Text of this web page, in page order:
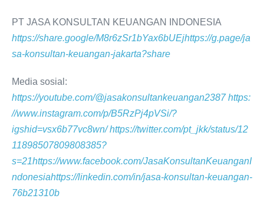
PT JASA KONSULTAN KEUANGAN INDONESIA
https://share.google/M8r6zSr1bYax6bUEjhttps://g.page/ja
sa-konsultan-keuangan-jakarta?share
Media sosial:
https://youtube.com/@jasakonsultankeuangan2387https:
//www.instagram.com/p/B5RzPj4pVSi/?
igshid=vsx6b77vc8wn/https://twitter.com/pt_jkk/status/12
11898507809808385?
s=21https://www.facebook.com/JasaKonsultanKeuanganI
ndonesiahttps://linkedin.com/in/jasa-konsultan-keuangan-
76b21310b